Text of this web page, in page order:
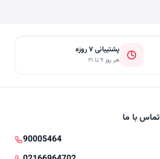
پشتیبانی ۷ روزه
هر روز ۹ تا ۲۱
تماس با ما
90005464